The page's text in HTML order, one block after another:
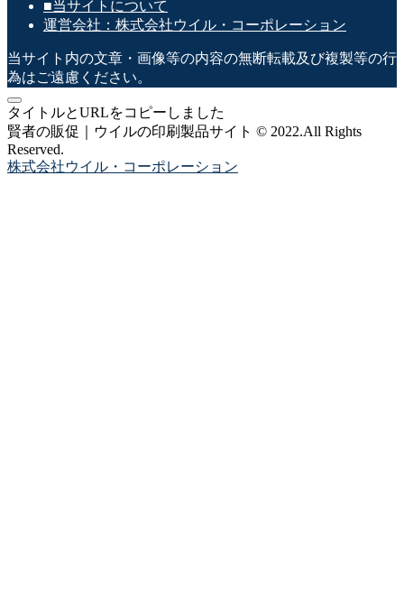
■当サイトについて
運営会社：株式会社ウイル・コーポレーション
当サイト内の文章・画像等の内容の無断転載及び複製等の行
為はご遠慮ください。
タイトルとURLをコピーしました
賢者の販促｜ウイルの印刷製品サイト © 2022.All Rights
Reserved.
株式会社ウイル・コーポレーション